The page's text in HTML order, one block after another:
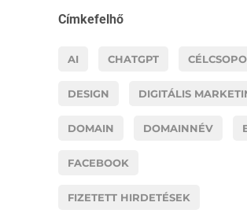
Címkefelhő
AI CHATGPT
DESIGN DIGITÁLIS
DOMAIN DOMAINNÉV
FACEBOOK
FIZETETT HIRDETÉSEK